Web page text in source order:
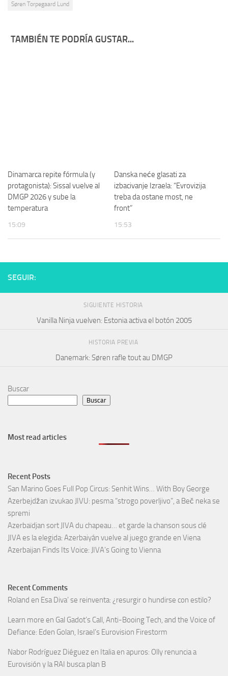
Søren Torpegaard Lund
TAMBIÉN TE PODRÍA GUSTAR...
Dinamarca repite fórmula (y
protagonista): Sissal vuelve al
DMGP 2026 y sube la
temperatura
15:09
Danska neće glasati za
izbacivanje Izraela: “Evrovizija
treba da ostane most, ne
front”
15:53
SEGUIR:
SIGUIENTE HISTORIA
Vanilla Ninja vuelven: Estonia activa el botón 2005
HISTORIA PREVIA
Danemark: Søren rafle tout au DMGP
Buscar
Buscar
Most read articles
Recent Posts
San Marino Goes Full Pop Circus: Senhit Wins… With Boy George
Azerbejdžan izvukao JIVU: pesma “strogo poverljivo”, a Beč neka se
spremi
Azerbaïdjan sort JIVA du chapeau… et garde la chanson sous clé
JIVA es la elegida: Azerbaiyán vuelve al juego grande en Viena
Azerbaijan Finds Its Voice: JIVA’s Going to Vienna
Recent Comments
Roland en Esa Diva’ se reinventa: ¿resurgir o hundirse con estilo?
Learn more en Gal Gadot’s Call, Anti-Booing Tech, and the Voice of
Defiance: Eden Golan, Israel’s Eurovision Firestorm
Nabor Rodríguez Diéguez en Italia en apuros: Olly renuncia a
Eurovisión y la RAI busca plan B